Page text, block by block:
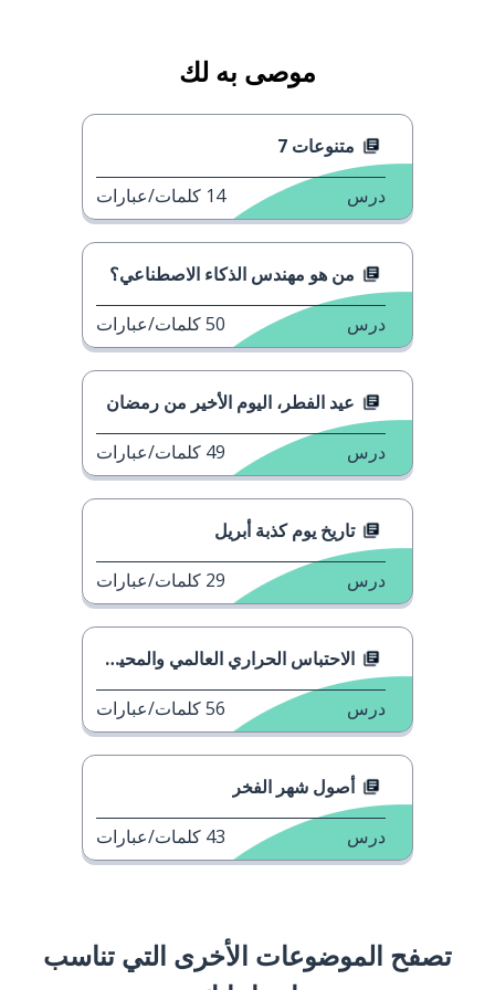
موصى به لك
متنوعات 7
درس 14 كلمات/عبارات
من هو مهندس الذكاء الاصطناعي؟
درس 50كلمات/عبارات
عيد الفطر، اليوم الأخير من رمضان
درس 49 كلمات/عبارات
تاريخ يوم كذبة أبريل
درس 29 كلمات/عبارات
الاحتباس الحراري العالمي والمحيطات
درس 56كلمات/عبارات
أصول شهر الفخر
درس 43 كلمات/عبارات
تصفح الموضوعات الأخرى التي تناسب